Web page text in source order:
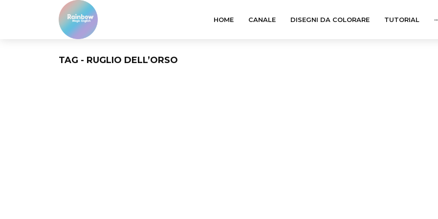
HOME CANALE DISEGNI DA COLORARE TUTORIAL ···
TAG - RUGLIO DELL’ORSO